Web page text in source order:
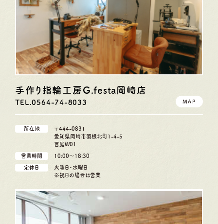
手作り指輪工房G.festa 岡崎店
TEL.0564-74-8033 MAP
所在地
〒444-0831
愛知県岡崎市羽根北町1-4-5
言庭W01
営業時間 10:00〜18:30
定休日
火曜日・水曜日
※祝日の場合は営業